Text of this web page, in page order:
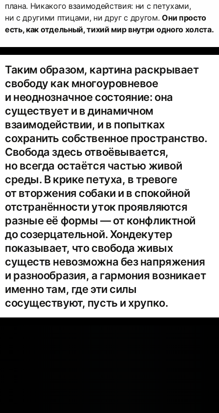
плана. Никакого взаимодействия: ни с петухами,
ни с другими птицами, ни друг с другом.Они просто
есть, как отдельный, тихий мир внутри одного холста.
Таким образом, картина раскрывает
свободу как многоуровневое
и неоднозначное состояние: она
существует и в динамичном
взаимодействии, и в попытках
сохранить собственное пространство.
Свобода здесь отвоёвывается,
но всегда остаётся частью живой
среды. В крике петуха, в тревоге
от вторжения собаки и в спокойной
отстранённости уток проявляются
разные её формы — от конфликтной
до созерцательной. Хондекутер
показывает, что свобода живых
существ невозможна без напряжения
и разнообразия, а гармония возникает
именно там, где эти силы
сосуществуют, пусть и хрупко.